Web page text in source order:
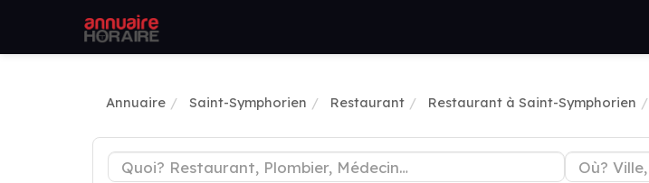
Annuaire Saint-Symphorien Restaurant Restaurant à Saint-Symphorien